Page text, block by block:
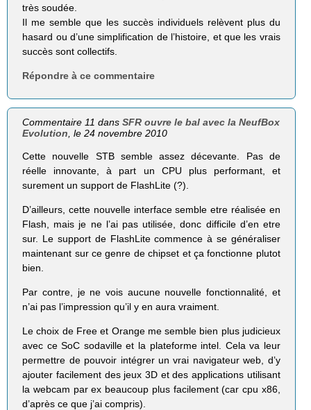
très soudée.
Il me semble que les succès individuels relèvent plus du
hasard ou d’une simplification de l’histoire, et que les vrais
succès sont collectifs.
Répondre à ce commentaire
Commentaire 11 dansSFR ouvre le bal avec la NeufBox
Evolution, le 24 novembre 2010
Cette nouvelle STB semble assez décevante. Pas de
réelle innovante, à part un CPU plus performant, et
surement un support de FlashLite (?).
D’ailleurs, cette nouvelle interface semble etre réalisée en
Flash, mais je ne l’ai pas utilisée, donc difficile d’en etre
sur. Le support de FlashLite commence à se généraliser
maintenant sur ce genre de chipset et ça fonctionne plutot
bien.
Par contre, je ne vois aucune nouvelle fonctionnalité, et
n’ai pas l’impression qu’il y en aura vraiment.
Le choix de Free et Orange me semble bien plus judicieux
avec ce SoC sodaville et la plateforme intel. Cela va leur
permettre de pouvoir intégrer un vrai navigateur web, d’y
ajouter facilement des jeux 3D et des applications utilisant
la webcam par ex beaucoup plus facilement (car cpu x86,
d’après ce que j’ai compris).